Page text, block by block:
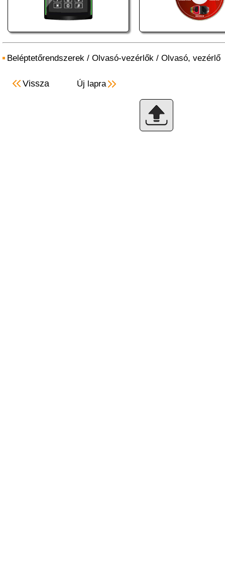
Beléptetőrendszerek / Olvasó-vezérlők / Olvasó, vezérlő
Vissza Új lapra